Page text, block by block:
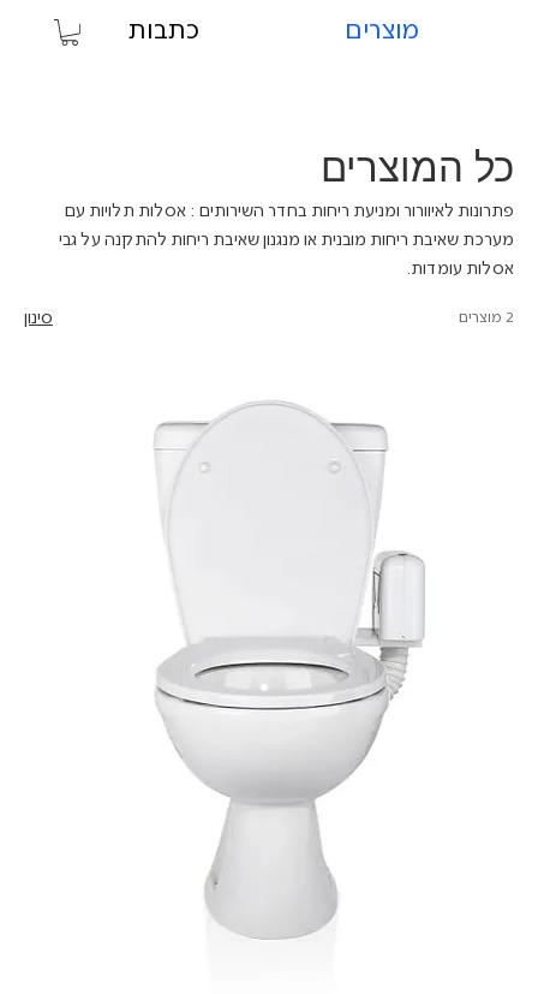
מוצרים כתבות
כל המוצרים
פתרונות לאיוורור ומניעת ריחות בחדר השירותים : אסלות תלויות עם
מערכת שאיבת ריחות מובנית או מנגנון שאיבת ריחות להתקנה על גבי
אסלות עומדות.
2 מוצרים סינון